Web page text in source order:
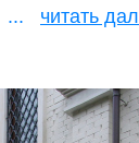
... читать